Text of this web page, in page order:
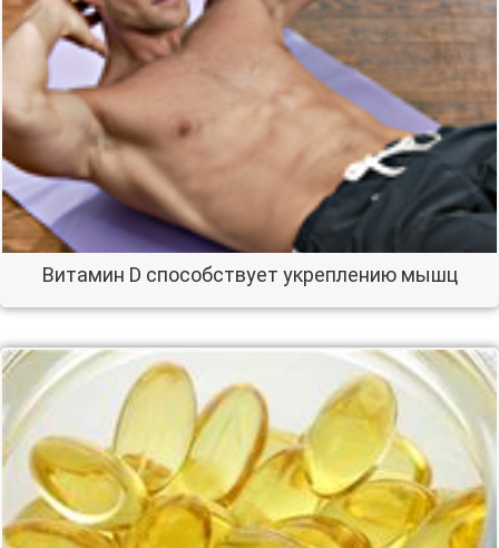
Витамин D способствует укреплению мышц